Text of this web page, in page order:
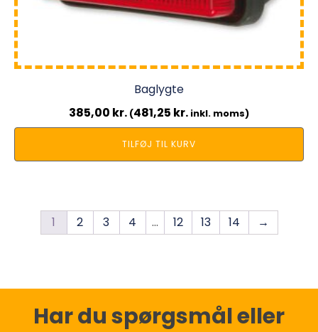
Baglygte
385,00 kr. (481,25 kr. inkl. moms)
TILFØJ TIL KURV
1 2 3 4 … 12 13 14 →
Har du spørgsmål eller